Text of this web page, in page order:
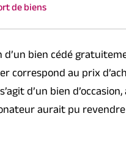
de biens
d’un bien cédé
correspond au prix
d’un bien
aurait pu